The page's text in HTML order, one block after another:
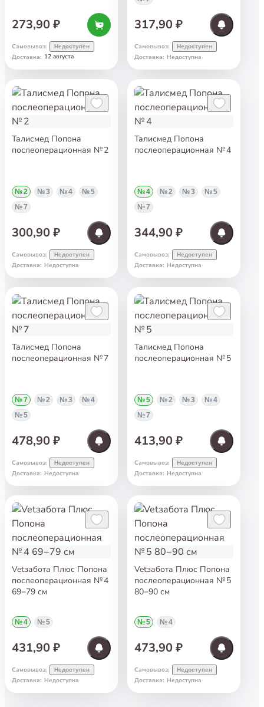
273,90 ₽
Самовывоз: Недоступен
Доставка: 12 августа
317,90 ₽
Самовывоз: Недоступен
Доставка: Недоступна
Талисмед Попона
послеоперационная № 2
№ 2 № 3 № 4
№ 5
№ 7
300,90 ₽
Самовывоз: Недоступен
Доставка: Недоступна
Талисмед Попона
послеоперационная № 4
№ 4 № 2 № 3
№ 5
№ 7
344,90 ₽
Самовывоз: Недоступен
Доставка: Недоступна
Талисмед Попона
послеоперационная № 7
№ 7 № 2 № 3
№ 4
№ 5
478,90 ₽
Самовывоз: Недоступен
Доставка: Недоступна
Талисмед Попона
послеоперационная № 5
№ 5 № 2 № 3
№ 4
№ 7
413,90 ₽
Самовывоз: Недоступен
Доставка: Недоступна
Vetзабота Плюс Попона
послеоперационная № 4
69−79 см
№ 4 № 5
431,90 ₽
Самовывоз: Недоступен
Доставка: Недоступна
Vetзабота Плюс Попона
послеоперационная № 5
80−90 см
№ 5 № 4
473,90 ₽
Самовывоз: Недоступен
Доставка: Недоступна